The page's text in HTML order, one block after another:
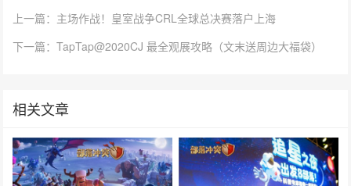
上一篇：主场作战！皇室战争CRL全球总决赛落户上海
下一篇：TapTap@2020CJ 最全观展攻略（文末送周边大福袋）
相关文章